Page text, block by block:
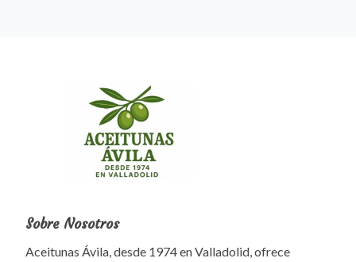
Sobre Nosotros
Aceitunas Ávila, desde 1974 en Valladolid, ofrece